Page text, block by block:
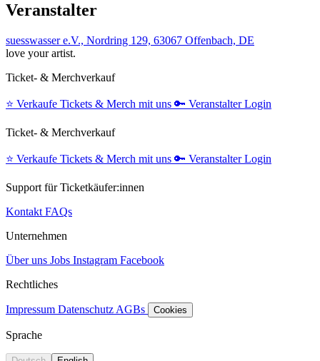
Veranstalter
suesswasser e.V., Nordring 129, 63067 Offenbach, DE
love your artist.
Ticket- & Merchverkauf
⭐️ Verkaufe Tickets & Merch mit uns 🔑 Veranstalter Login
Ticket- & Merchverkauf
⭐️ Verkaufe Tickets & Merch mit uns 🔑 Veranstalter Login
Support für Ticketkäufer:innen
Kontakt FAQs
Unternehmen
Über uns Jobs Instagram Facebook
Rechtliches
Impressum Datenschutz AGBs Cookies
Sprache